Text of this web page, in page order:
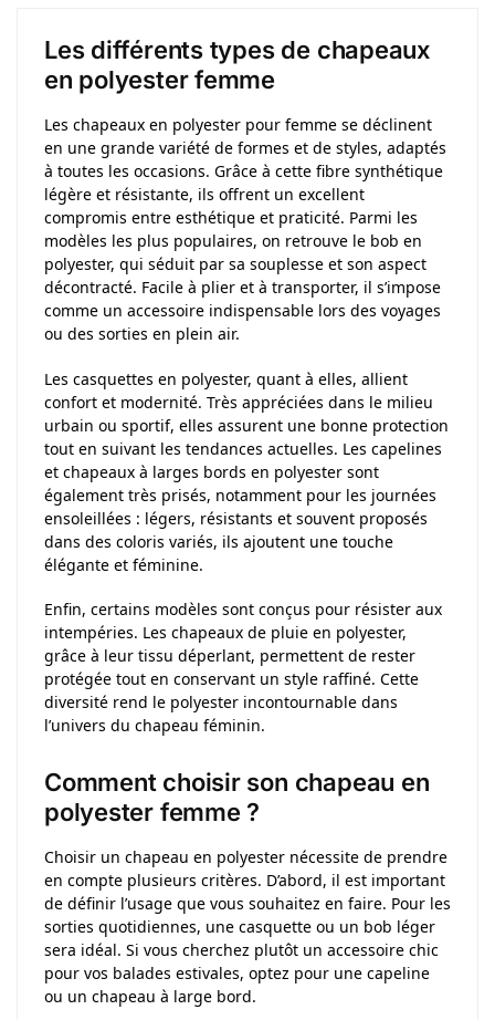
Les différents types de chapeaux
en polyester femme
Les chapeaux en polyester pour femme se déclinent
en une grande variété de formes et de styles, adaptés
à toutes les occasions. Grâce à cette fibre synthétique
légère et résistante, ils offrent un excellent
compromis entre esthétique et praticité. Parmi les
modèles les plus populaires, on retrouve le bob en
polyester, qui séduit par sa souplesse et son aspect
décontracté. Facile à plier et à transporter, il s’impose
comme un accessoire indispensable lors des voyages
ou des sorties en plein air.
Les casquettes en polyester, quant à elles, allient
confort et modernité. Très appréciées dans le milieu
urbain ou sportif, elles assurent une bonne protection
tout en suivant les tendances actuelles. Les capelines
et chapeaux à larges bords en polyester sont
également très prisés, notamment pour les journées
ensoleillées : légers, résistants et souvent proposés
dans des coloris variés, ils ajoutent une touche
élégante et féminine.
Enfin, certains modèles sont conçus pour résister aux
intempéries. Les chapeaux de pluie en polyester,
grâce à leur tissu déperlant, permettent de rester
protégée tout en conservant un style raffiné. Cette
diversité rend le polyester incontournable dans
l’univers du chapeau féminin.
Comment choisir son chapeau en
polyester femme ?
Choisir un chapeau en polyester nécessite de prendre
en compte plusieurs critères. D’abord, il est important
de définir l’usage que vous souhaitez en faire. Pour les
sorties quotidiennes, une casquette ou un bob léger
sera idéal. Si vous cherchez plutôt un accessoire chic
pour vos balades estivales, optez pour une capeline
ou un chapeau à large bord.